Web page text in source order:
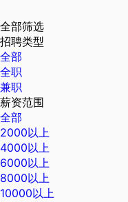
全部筛选
招聘类型
全部
全职
兼职
薪资范围
全部
2000以上
4000以上
6000以上
8000以上
10000以上